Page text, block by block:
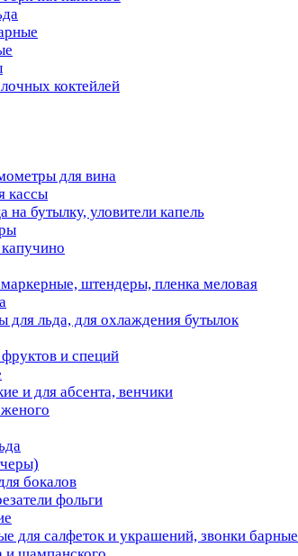
коктейлей
для вина
кассы
на бутылку, уловители капель
штендеры, пленка меловая
для льда, для охлаждения бутылок
и специй
и для абсента, венчики
бокалов
фольги
для салфеток и украшений, звонки барные